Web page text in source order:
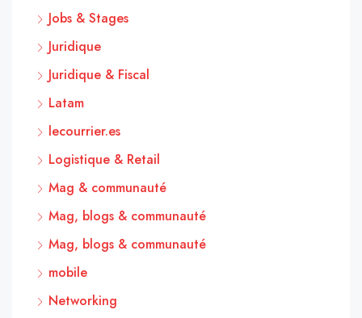
Jobs & Stages
Juridique
Juridique & Fiscal
Latam
lecourrier.es
Logistique & Retail
Mag & communauté
Mag, blogs & communauté
Mag, blogs & communauté
mobile
Networking